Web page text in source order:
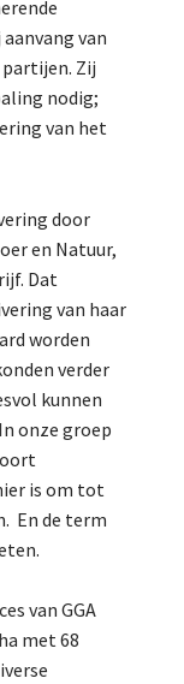
van
Zij
nodig;
van het
door
en Natuur,
Dat
van haar
worden
verder
kunnen
onze groep
is om tot
En de term
van GGA
met 68